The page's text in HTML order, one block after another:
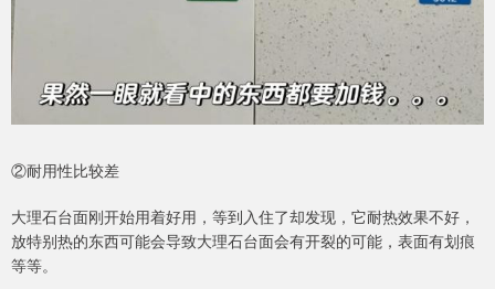
②耐用性比较差
大理石台面刚开始用着好用，等到入住了却发现，它耐热效果不好，
放特别热的东西可能会导致大理石台面会有开裂的可能，表面有划痕
等等。